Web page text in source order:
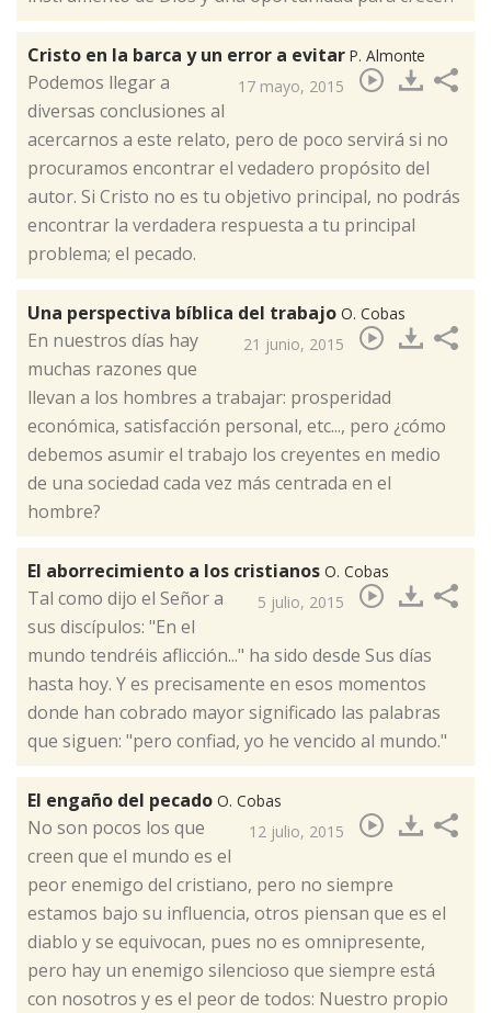
Cristo en la barca y un error a evitar P. Almonte
17 mayo, 2015
​Podemos llegar a
diversas conclusiones al
acercarnos a este relato, pero de poco servirá si no
procuramos encontrar el vedadero propósito del
autor. Si Cristo no es tu objetivo principal, no podrás
encontrar la verdadera respuesta a tu principal
problema; el pecado.
Una perspectiva bíblica del trabajo O. Cobas
21 junio, 2015
​En nuestros días hay
muchas razones que
llevan a los hombres a trabajar: prosperidad
económica, satisfacción personal, etc..., pero ¿cómo
debemos asumir el trabajo los creyentes en medio
de una sociedad cada vez más centrada en el
hombre?
El aborrecimiento a los cristianos O. Cobas
5 julio, 2015
​Tal como dijo el Señor a
sus discípulos: "En el
mundo tendréis aflicción..." ha sido desde Sus días
hasta hoy. Y es precisamente en esos momentos
donde han cobrado mayor significado las palabras
que siguen: "pero confiad, yo he vencido al mundo."
El engaño del pecado O. Cobas
12 julio, 2015
​No son pocos los que
creen que el mundo es el
peor enemigo del cristiano, pero no siempre
estamos bajo su influencia, otros piensan que es el
diablo y se equivocan, pues no es omnipresente,
pero hay un enemigo silencioso que siempre está
con nosotros y es el peor de todos: Nuestro propio